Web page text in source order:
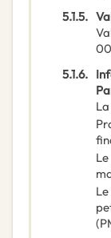
5.1.5.
5.1.6.